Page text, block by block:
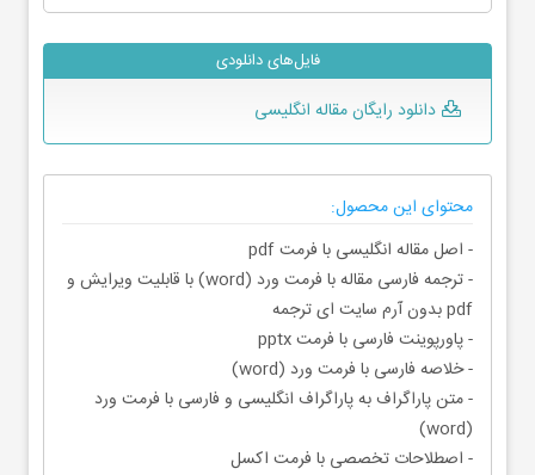
فایل‌های دانلودی
دانلود رایگان مقاله انگلیسی
محتوای این محصول:
- اصل مقاله انگلیسی با فرمت pdf
- ترجمه فارسی مقاله با فرمت ورد (word) با قابلیت ویرایش و
pdf بدون آرم سایت ای ترجمه
- پاورپوینت فارسی با فرمت pptx
- خلاصه فارسی با فرمت ورد (word)
- متن پاراگراف به پاراگراف انگلیسی و فارسی با فرمت ورد
(word)
- اصطلاحات تخصصی با فرمت اکسل